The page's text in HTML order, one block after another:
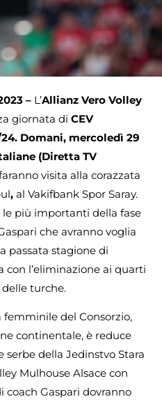
– L’Allianz Vero Volley
giornata di CEV
Domani, mercoledì 29
(Diretta TV
visita alla corazzata
, al Vakifbank Spor Saray.
più importanti della fase
che avranno voglia
passata stagione di
con l’eliminazione ai quarti
turche.
del Consorzio,
continentale, è reduce
della Jedinstvo Stara
Mulhouse Alsace con
coach Gaspari dovranno